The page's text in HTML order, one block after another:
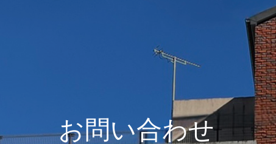
お問い合わせ